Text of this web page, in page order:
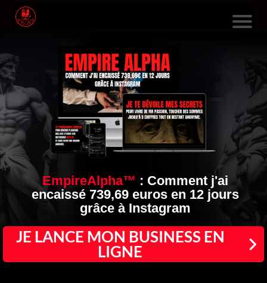
F
O
R
M
S
EmpireAlpha™ : Comment j'ai
encaissé 739,69 euros en 12 jours
grâce à Instagram
JE LANCE MON BUSINESS EN
LIGNE